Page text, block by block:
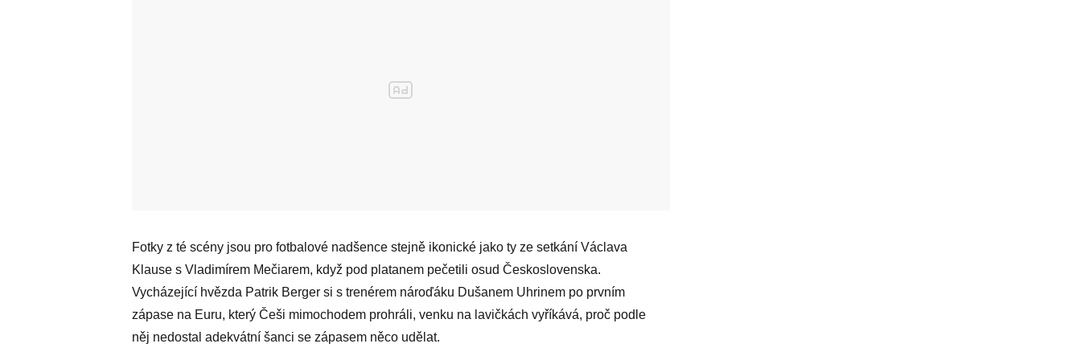
Fotky z té scény jsou pro fotbalové nadšence stejně ikonické jako ty ze setkání Václava
Klause s Vladimírem Mečiarem, když pod platanem pečetili osud Československa.
Vycházející hvězda Patrik Berger si s trenérem nároďáku Dušanem Uhrinem po prvním
zápase na Euru, který Češi mimochodem prohráli, venku na lavičkách vyříkává, proč podle
něj nedostal adekvátní šanci se zápasem něco udělat.